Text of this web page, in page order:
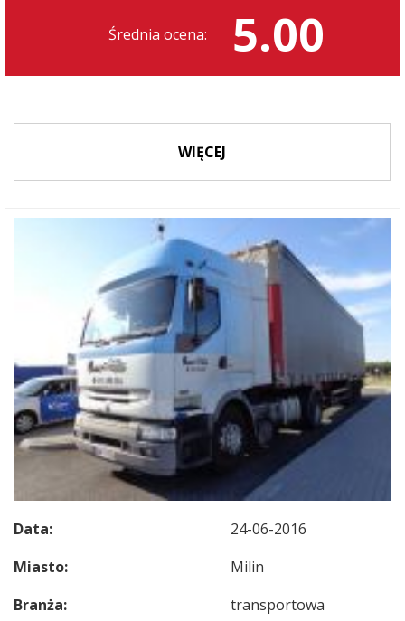
Średnia ocena: 5.00
WIĘCEJ
Data:
24-06-2016
Miasto:
Milin
Branża:
transportowa